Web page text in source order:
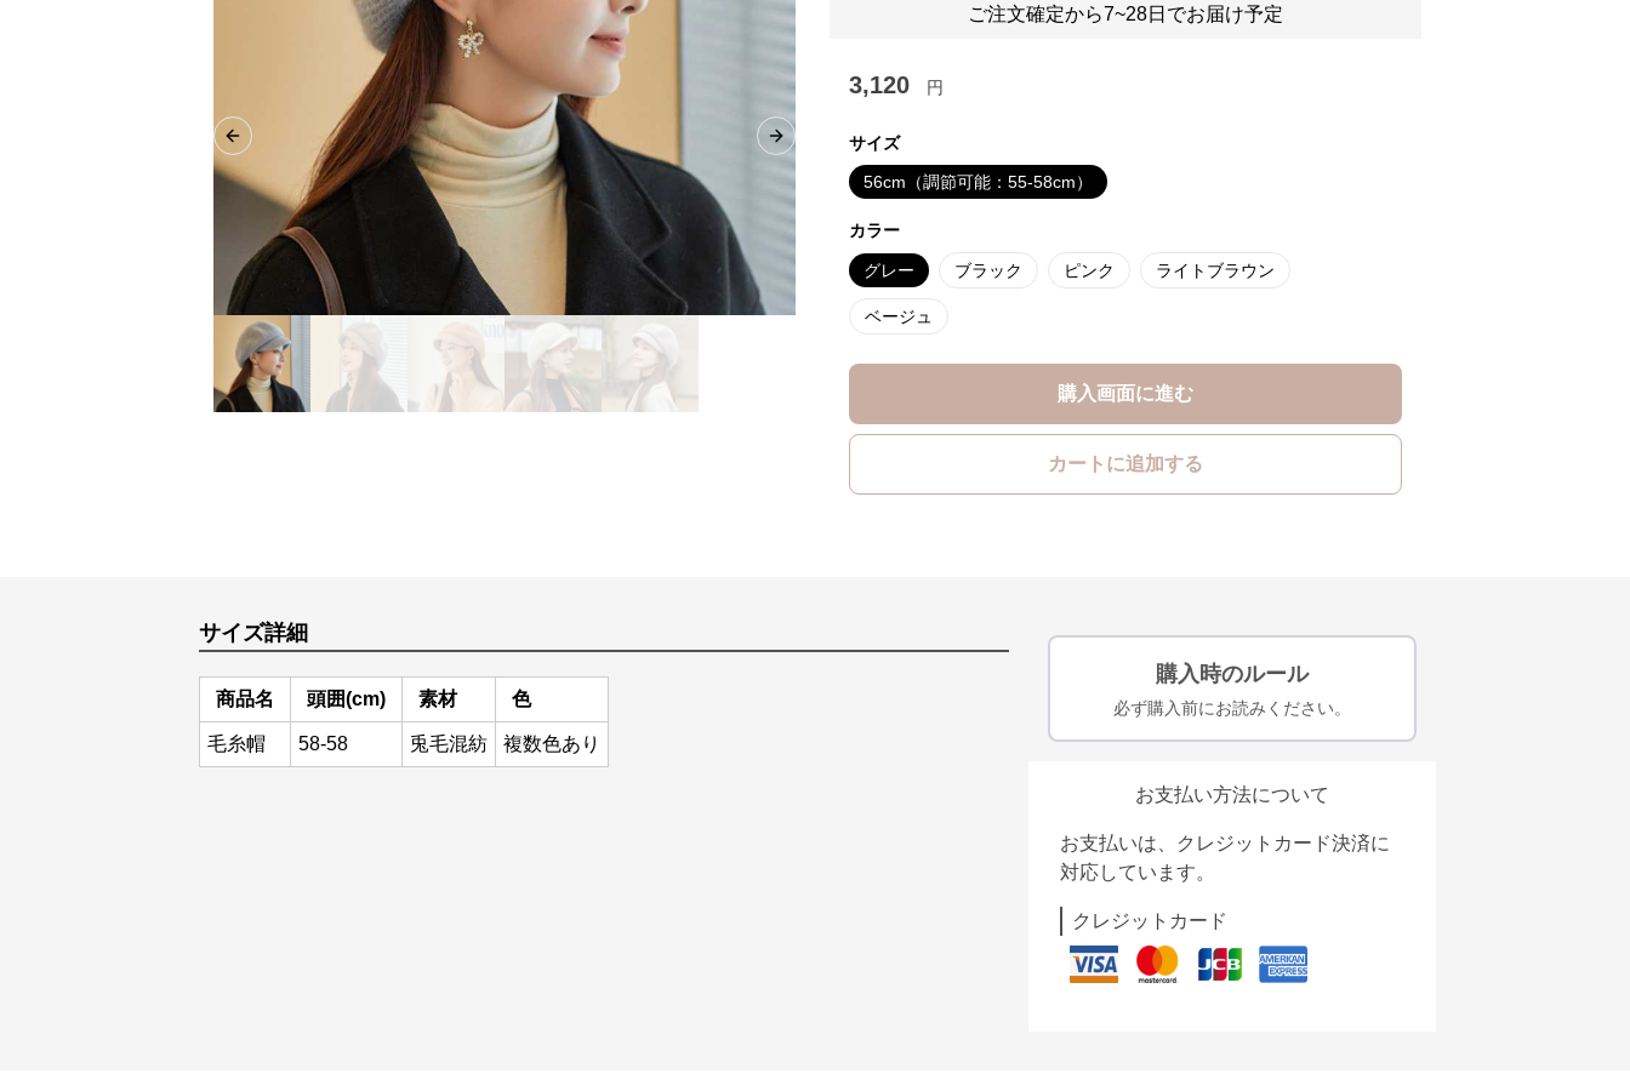
Previous slide Next slide
ご注文確定から7~28日でお届け予定
3,120 円
サイズ
56cm（調節可能：55-58cm）
カラー
グレー ブラック ピンク ライトブラウン
ベージュ
購入画面に進む
カートに追加する
サイズ詳細
商品名 頭囲(cm) 素材 色
毛糸帽 58-58 兎毛混紡 複数色あり
購入時のルール
必ず購入前にお読みください。
お支払い方法について
お支払いは、クレジットカード決済に
対応しています。
クレジットカード